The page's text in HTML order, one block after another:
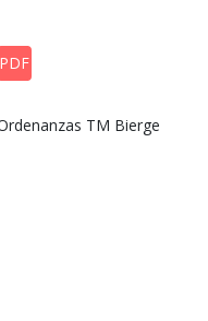
PDF
TM Bierge